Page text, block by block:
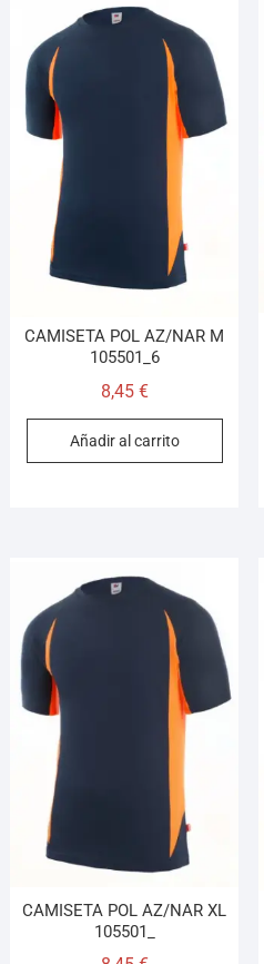
CAMISETA POL AZ/NAR M
105501_6
8,45 €
Añadir al carrito
CAMISETA POL AZ/NAR XL
105501_